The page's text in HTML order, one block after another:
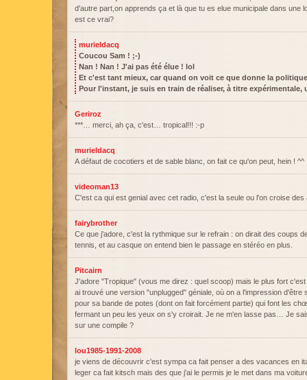
d'autre part,on apprends ça et là que tu es elue municipale dans une
est ce vrai?
murieldacq
Coucou Sam ! ;-)
Nan ! Nan ! J'ai pas été élue ! lol
Et c'est tant mieux, car quand on voit ce que donne la
Pour l'instant, je suis en train de réaliser, à titre expérimentale,
Geriroz
***… merci, ah ça, c'est… tropical!!! :-p
murieldacq
A défaut de cocotiers et de sable blanc, on fait ce qu'on peut, hein ! ^^
videoman13
C'est ca qui est genial avec cet radio, c'est la seule ou l'on croise des
fairybrother
Ce que j'adore, c'est la rythmique sur le refrain : on dirait des coups
tennis, et au casque on entend bien le passage en stéréo en plus.
Pitcairn
J'adore "Tropique" (vous me direz : quel scoop) mais le plus fort
ai trouvé une version "unplugged" géniale, où on a l'impression d'être
pour sa bande de potes (dont on fait forcément partie) qui font les
fermant un peu les yeux on s'y croirait. Je ne m'en lasse pas… Je
sur une compile ?
lou1985-1991-2008
je viens de découvrir c'est sympa ca fait penser a des vacances en
leger ca fait kitsch mais des que j'ai le permis je le met dans ma